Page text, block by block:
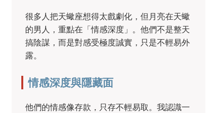
很多人把天蠍座想得太戲劇化，但月亮在天蠍
的男人，重點在「情感深度」。他們不是整天
搞陰謀，而是對感受極度誠實，只是不輕易外
露。
情感深度與隱藏面
他們的情感像存款，只存不輕易取。我認識一